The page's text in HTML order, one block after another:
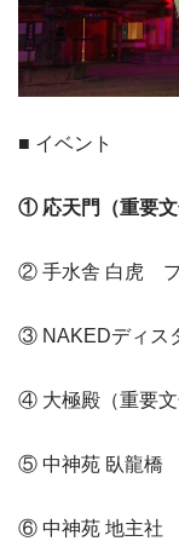
■ イベント
① 応天門（重要
② 手水舎 白虎
③ NAKEDディス
④ 大極殿（重要
⑤ 中神苑 臥龍橋
⑥ 中神苑 地主社